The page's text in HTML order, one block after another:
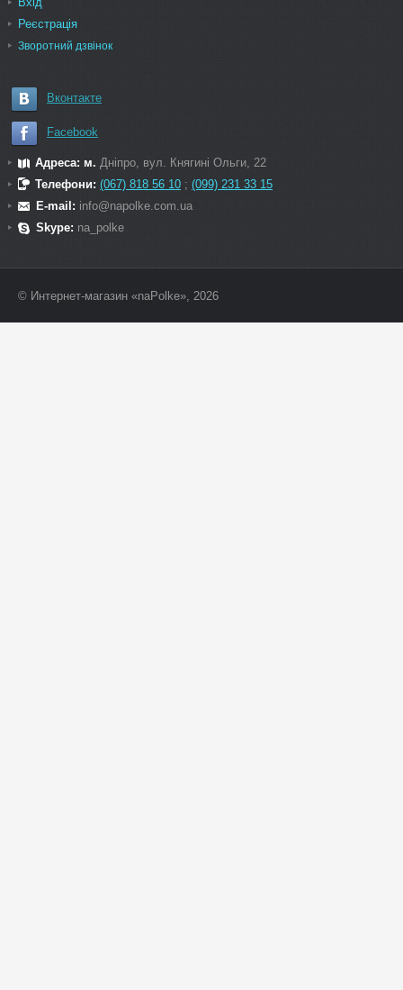
Реєстрація
Зворотний дзвінок
Вконтакте
Facebook
Адреса: м. Дніпро, вул. Княгині Ольги, 22
Телефони: (067) 818 56 10 ; (099) 231 33 15
E-mail: info@napolke.com.ua
Skype: na_polke
© Интернет-магазин «naPolke», 2026